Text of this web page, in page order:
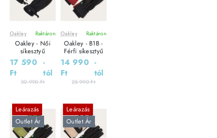
Oakley Raktáron
Oakley - Női
síkesztyű
17 590
Ft
-
tól
30 990 Ft
Oakley Raktáron
Oakley - B1B -
Férfi síkesztyű
14 990
Ft
-
tól
25 990 Ft
Leárazás
Outlet Ár
Leárazás
Outlet Ár